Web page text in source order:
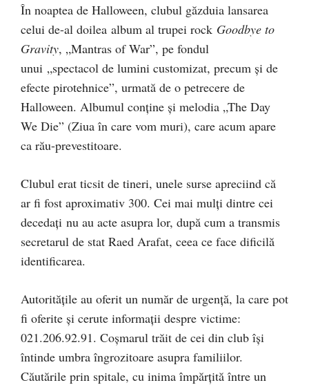
În noaptea de Halloween, clubul găzduia lansarea
celui de-al doilea album al trupei rock Goodbye to
Gravity, „Mantras of War”, pe fondul
unui „spectacol de lumini customizat, precum şi de
efecte pirotehnice”, urmată de o petrecere de
Halloween. Albumul conţine şi melodia „The Day
We Die” (Ziua în care vom muri), care acum apare
ca rău-prevestitoare.
Clubul erat ticsit de tineri, unele surse apreciind că
ar fi fost aproximativ 300. Cei mai mulți dintre cei
decedaţi nu au acte asupra lor, după cum a transmis
secretarul de stat Raed Arafat, ceea ce face dificilă
identificarea.
Autorităţile au oferit un număr de urgenţă, la care pot
fi oferite şi cerute informaţii despre victime:
021.206.92.91. Coşmarul trăit de cei din club îşi
întinde umbra îngrozitoare asupra familiilor.
Căutările prin spitale, cu inima împărţită între un